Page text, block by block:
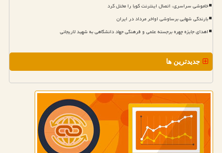
خاموشی سراسری، اتصال اینترنت کوبا را مختل کرد
بارندگی شهابی برساوشی اواخر مرداد در ایران
اهدای جایزه چهره برجسته علمی و فرهنگی جهاد دانشگاهی به شهید لاریجانی
جدیدترین ها